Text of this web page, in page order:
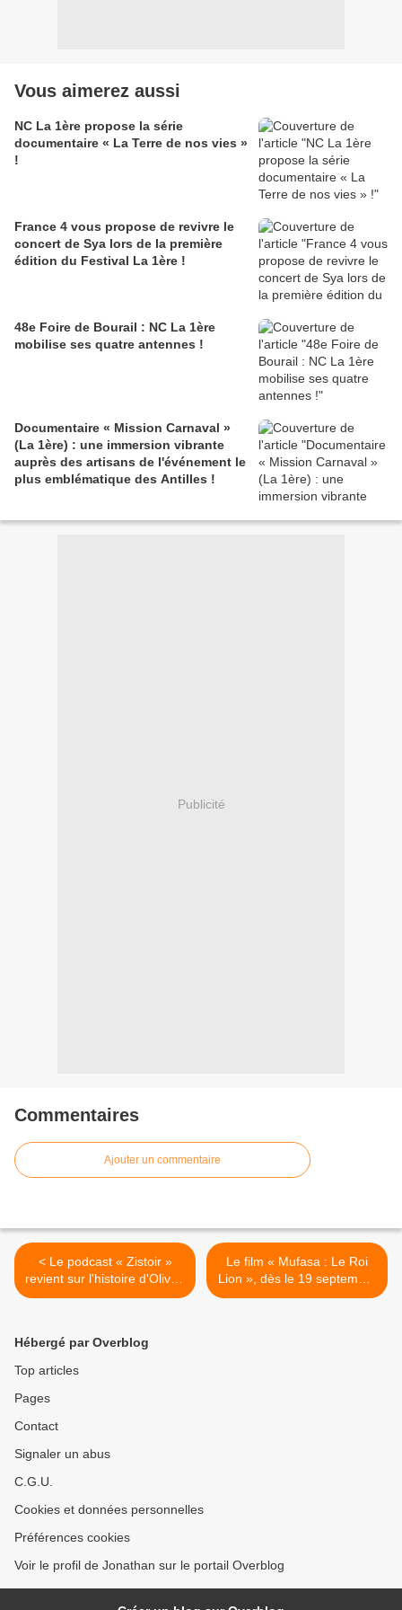
Vous aimerez aussi
NC La 1ère propose la série
documentaire « La Terre de nos vies »
!
France 4 vous propose de revivre le
concert de Sya lors de la première
édition du Festival La 1ère !
48e Foire de Bourail : NC La 1ère
mobilise ses quatre antennes !
Documentaire « Mission Carnaval »
(La 1ère) : une immersion vibrante
auprès des artisans de l'événement le
plus emblématique des Antilles !
Publicité
Commentaires
Ajouter un commentaire
< Le podcast « Zistoir »
revient sur l'histoire d'Olivier
LEVASSEUR, le célèbre
Le film « Mufasa : Le Roi
Lion », dès le 19 septembre
sur Disney+ ! >
Hébergé par Overblog
Top articles
Pages
Contact
Signaler un abus
C.G.U.
Cookies et données personnelles
Préférences cookies
Voir le profil de Jonathan sur le portail Overblog